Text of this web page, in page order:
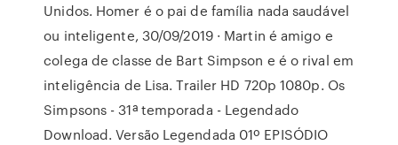
Unidos. Homer é o pai de família nada saudável
ou inteligente, 30/09/2019 · Martin é amigo e
colega de classe de Bart Simpson e é o rival em
inteligência de Lisa. Trailer HD 720p 1080p. Os
Simpsons - 31ª temporada - Legendado
Download. Versão Legendada 01º EPISÓDIO